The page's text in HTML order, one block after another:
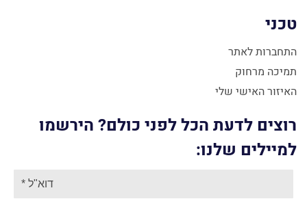
טכני
התחברות לאתר
תמיכה מרחוק
האיזור האישי שלי
רוצים לדעת הכל לפני כולם? הירשמו
למיילים שלנו: